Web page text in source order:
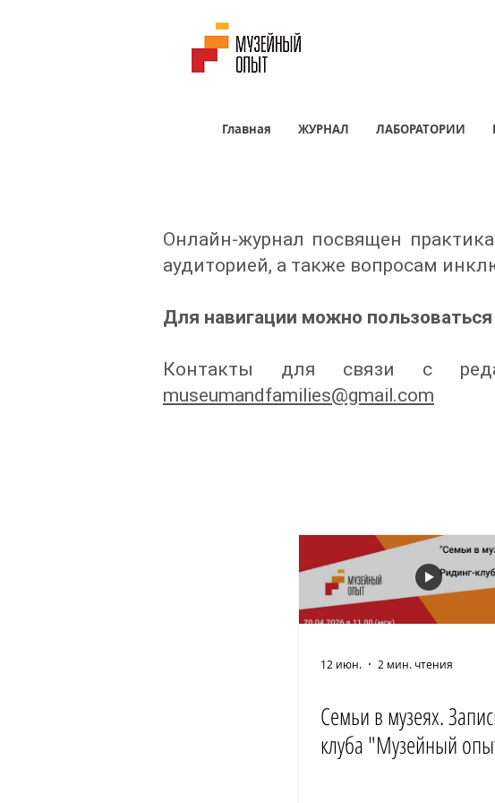
Главная ЖУРНАЛ ЛАБОРАТОРИИ
Онлайн-журнал посвящен
аудиторией, а также вопросам
Для навигации можно пользоваться
Контакты для связи с
museumandfamilies@gmail.com
12 июн. 2 мин. чтения
Семьи в музеях.
клуба "Музейный